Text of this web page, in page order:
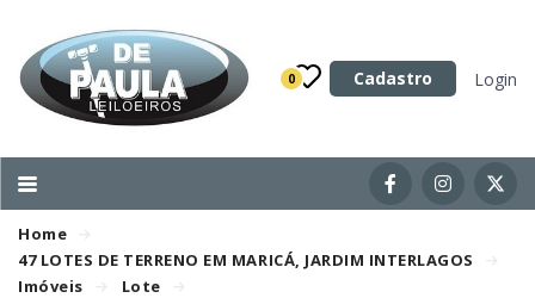
0 Cadastro Login
Categoria
Imóveis
Acessórios para Veículos
Máquinas
Home
47 LOTES DE TERRENO EM MARICÁ, JARDIM INTERLAGOS
Imóveis
Lote